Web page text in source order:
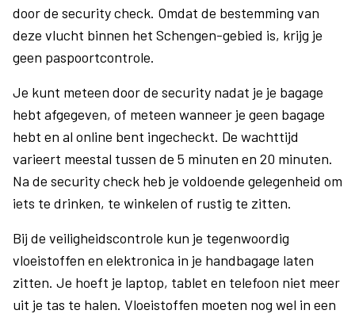
door de security check. Omdat de bestemming van
deze vlucht binnen het Schengen-gebied is, krijg je
geen paspoortcontrole.
Je kunt meteen door de security nadat je je bagage
hebt afgegeven, of meteen wanneer je geen bagage
hebt en al online bent ingecheckt. De wachttijd
varieert meestal tussen de 5 minuten en 20 minuten.
Na de security check heb je voldoende gelegenheid om
iets te drinken, te winkelen of rustig te zitten.
Bij de veiligheidscontrole kun je tegenwoordig
vloeistoffen en elektronica in je handbagage laten
zitten. Je hoeft je laptop, tablet en telefoon niet meer
uit je tas te halen. Vloeistoffen moeten nog wel in een